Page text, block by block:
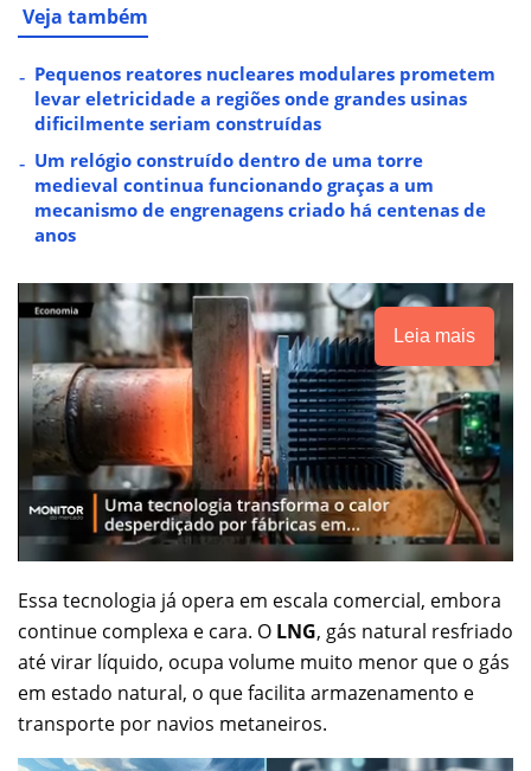
Veja também
Pequenos reatores nucleares modulares prometem
levar eletricidade a regiões onde grandes usinas
dificilmente seriam construídas
Um relógio construído dentro de uma torre
medieval continua funcionando graças a um
mecanismo de engrenagens criado há centenas de
anos
Leia mais
Essa tecnologia já opera em escala comercial, embora
continue complexa e cara. O LNG, gás natural resfriado
até virar líquido, ocupa volume muito menor que o gás
em estado natural, o que facilita armazenamento e
transporte por navios metaneiros.